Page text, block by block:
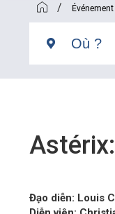
/ Événement
Đạo diễn: Louis